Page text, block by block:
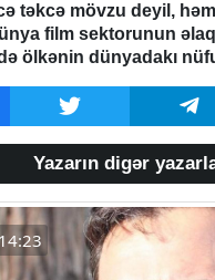
təkcə mövzu deyil,
film sektorunun
ölkənin dünyadakı
Yazarın digər